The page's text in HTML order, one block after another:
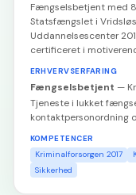
Fængselsbetjent med
Statsfængslet i
Uddannelsescenter
certificeret i
ERHVERVSERFARING
Fængselsbetjent —
Tjeneste i lukket
kontaktpersonordning
KOMPETENCER
Kriminalforsorgen 2017
Sikkerhed